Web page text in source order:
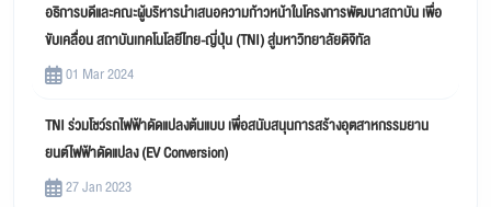
อธิการบดีและคณะผู้บริหารนำเสนอความก้าวหน้าในโครงการพัฒนาสถาบัน เพื่อ
ขับเคลื่อน สถาบันเทคโนโลยีไทย-ญี่ปุ่น (TNI) สู่มหาวิทยาลัยดิจิทัล
01 Mar 2024
TNI ร่วมโชว์รถไฟฟ้าดัดแปลงต้นแบบ เพื่อสนับสนุนการสร้างอุตสาหกรรมยาน
ยนต์ไฟฟ้าดัดแปลง (EV Conversion)
27 Jan 2023